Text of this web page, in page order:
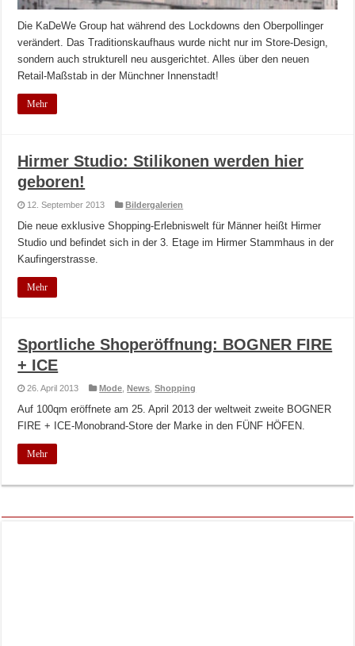
Die KaDeWe Group hat während des Lockdowns den Oberpollinger
verändert. Das Traditionskaufhaus wurde nicht nur im Store-Design,
sondern auch strukturell neu ausgerichtet. Alles über den neuen
Retail-Maßstab in der Münchner Innenstadt!
Mehr
Hirmer Studio: Stilikonen werden hier
geboren!
12. September 2013 Bildergalerien
Die neue exklusive Shopping-Erlebniswelt für Männer heißt Hirmer
Studio und befindet sich in der 3. Etage im Hirmer Stammhaus in der
Kaufingerstrasse.
Mehr
Sportliche Shoperöffnung: BOGNER FIRE
+ ICE
26. April 2013 Mode ,News ,Shopping
Auf 100qm eröffnete am 25. April 2013 der weltweit zweite BOGNER
FIRE + ICE-Monobrand-Store der Marke in den FÜNF HÖFEN.
Mehr